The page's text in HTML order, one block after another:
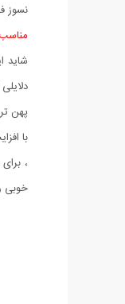
نسوز
مناسب
شاید
پهن
با
خوبی